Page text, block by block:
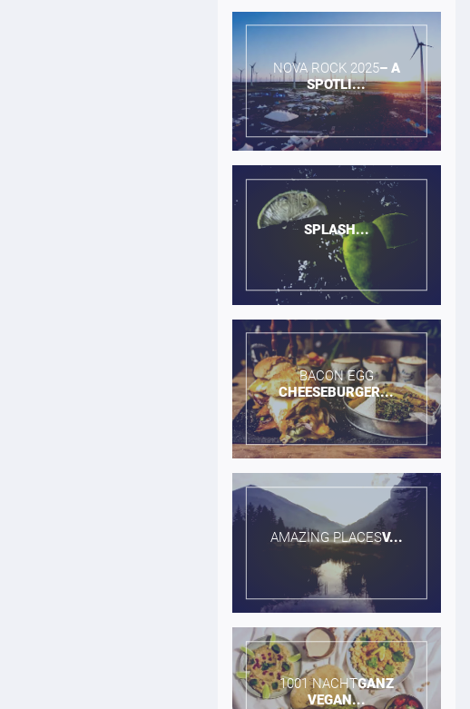
NOVA ROCK 2025​– A
SPOTLI...
SPLASH...
BACON EGG​
CHEESEBURGER...
AMAZING PLACES​V...
1001 NACHT​GANZ
VEGAN...